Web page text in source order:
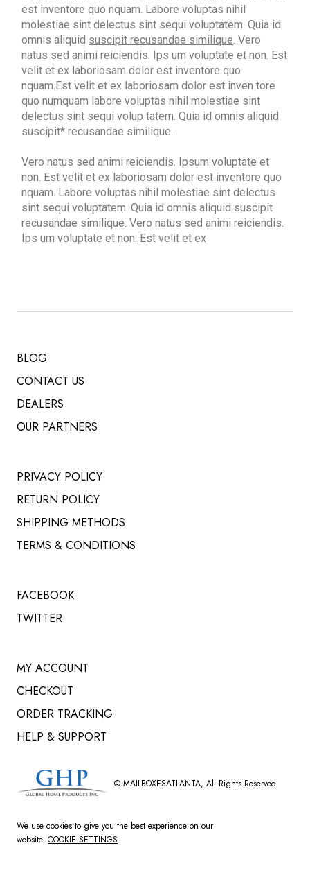
est inventore quo nquam. Labore voluptas nihil
molestiae sint delectus sint sequi voluptatem. Quia id
omnis aliquid suscipit recusandae similique . Vero
natus sed animi reiciendis. Ips um voluptate et non. Est
velit et ex laboriosam dolor est inventore quo
nquam.Est velit et ex laboriosam dolor est inven tore
quo numquam labore voluptas nihil molestiae sint
delectus sint sequi volup tatem. Quia id omnis aliquid
suscipit* recusandae similique.
Vero natus sed animi reiciendis. Ipsum voluptate et
non. Est velit et ex laboriosam dolor est inventore quo
nquam. Labore voluptas nihil molestiae sint delectus
sint sequi voluptatem. Quia id omnis aliquid suscipit
recusandae similique. Vero natus sed animi reiciendis.
Ips um voluptate et non. Est velit et ex
BLOG
CONTACT US
DEALERS
OUR PARTNERS
PRIVACY POLICY
RETURN POLICY
SHIPPING METHODS
TERMS & CONDITIONS
FACEBOOK
TWITTER
MY ACCOUNT
CHECKOUT
ORDER TRACKING
HELP & SUPPORT
© MAILBOXESATLANTA, All Rights Reserved
We use cookies to give you the best experience on our
website. COOKIE SETTINGS